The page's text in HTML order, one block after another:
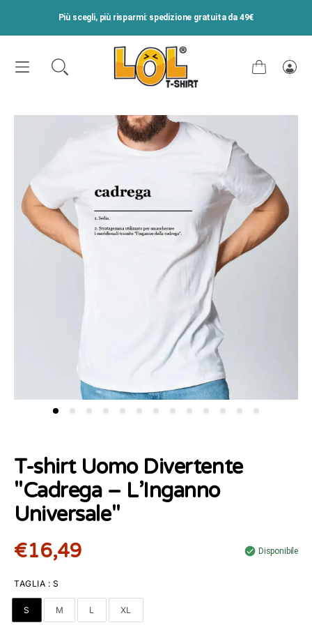
Più scegli, più risparmi: spedizione gratuita da 49€
Carrello
T-shirt Uomo Divertente
"Cadrega – L’Inganno
Universale"
€16,49 Disponibile
TAGLIA :S
S M L XL